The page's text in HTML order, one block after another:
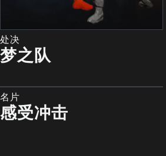
处决
梦之队
名片
感受冲击